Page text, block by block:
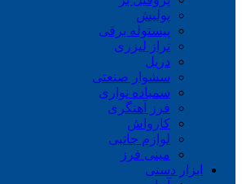
پولیش
پیستوله برقی
تراز لیزری
دریل
سشوار صنعتی
سمباده نواری
فرز آهنگری
کارواش
لوازم جانبی
مینی فرز
ابزار دستی